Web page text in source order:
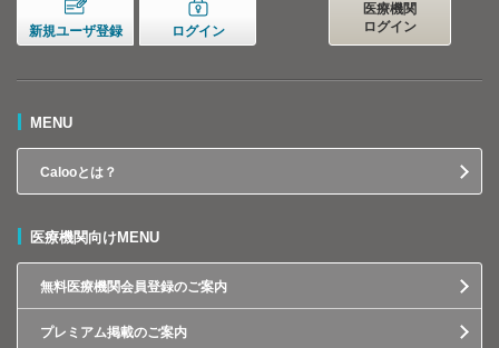
新規ユーザ登録 ログイン
医療機関
ログイン
MENU
Calooとは？
医療機関向けMENU
無料医療機関会員登録のご案内
プレミアム掲載のご案内